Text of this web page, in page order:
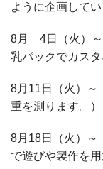
ように企画してい
8月 4日（火）
乳パックでカスタ
8月11日（火）
重を測ります。）
8月18日（火）
で遊びや製作を用